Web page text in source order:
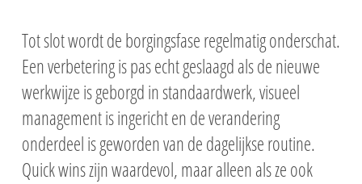
Tot slot wordt de borgingsfase regelmatig onderschat.
Een verbetering is pas echt geslaagd als de nieuwe
werkwijze is geborgd in standaardwerk, visueel
management is ingericht en de verandering
onderdeel is geworden van de dagelijkse routine.
Quick wins zijn waardevol, maar alleen als ze ook